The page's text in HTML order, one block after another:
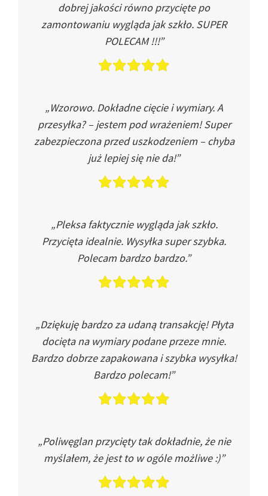
dobrej jakości równo przycięte po
zamontowaniu wygląda jak szkło. SUPER
POLECAM !!!”
„Wzorowo. Dokładne cięcie i wymiary. A
przesyłka? – jestem pod wrażeniem! Super
zabezpieczona przed uszkodzeniem – chyba
już lepiej się nie da!”
„Pleksa faktycznie wygląda jak szkło.
Przycięta idealnie. Wysyłka super szybka.
Polecam bardzo bardzo.”
„Dziękuję bardzo za udaną transakcję! Płyta
docięta na wymiary podane przeze mnie.
Bardzo dobrze zapakowana i szybka wysyłka!
Bardzo polecam!”
„Poliwęglan przycięty tak dokładnie, że nie
myślałem, że jest to w ogóle możliwe :)”